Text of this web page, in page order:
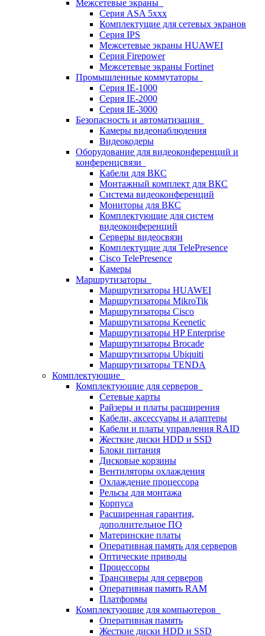
Межсетевые экраны
Серия ASA 5xxx
Комплектущие для сетевых экранов
Серия IPS
Межсетевые экраны HUAWEI
Серия Firepower
Межсетевые экраны Fortinet
Промышленные коммутаторы
Серия IE-1000
Серия IE-2000
Серия IE-3000
Безопасность и автоматизация
Камеры видеонаблюдения
Видеокодеры
Оборудование для видеоконференций и
конференцсвязи
Кабели для ВКС
Монтажный комплект для ВКС
Система видеоконференций
Мониторы для ВКС
Комплектующие для систем
видеоконференций
Серверы видеосвязи
Комплектущие для TelePresence
Cisco TelePresence
Камеры
Маршрутизаторы
Маршрутизаторы HUAWEI
Маршрутизаторы MikroTik
Маршрутизаторы Cisco
Маршрутизаторы Keenetic
Маршрутизаторы HP Enterprise
Маршрутизаторы Brocade
Маршрутизаторы Ubiquiti
Маршрутизаторы TENDA
Комплектующие
Комплектующие для серверов
Сетевые карты
Райзеры и платы расширения
Кабели, аксессуары и адаптеры
Кабели и платы управления RAID
Жесткие диски HDD и SSD
Блоки питания
Дисковые корзины
Вентиляторы охлаждения
Охлаждение процессора
Рельсы для монтажа
Корпуса
Расширенная гарантия,
дополнительное ПО
Материнские платы
Оперативная память для серверов
Оптические приводы
Процессоры
Трансиверы для серверов
Оперативная память RAM
Платформы
Комплектующие для компьютеров
Оперативная память
Жесткие диски HDD и SSD